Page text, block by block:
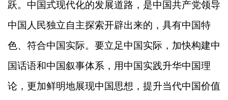
跃。中国式现代化的发展道路，是中国共产党领导
中国人民独立自主探索开辟出来的，具有中国特
色、符合中国实际。要立足中国实际，加快构建中
国话语和中国叙事体系，用中国实践升华中国理
论，更加鲜明地展现中国思想，提升当代中国价值